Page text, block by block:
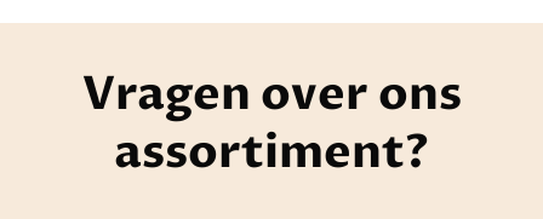
Vragen over ons
assortiment?